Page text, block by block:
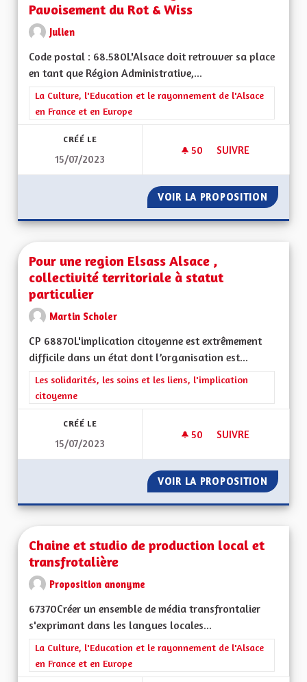
Pavoisement du Rot & Wiss
Julien
Code postal : 68.580L'Alsace doit retrouver sa place
en tant que Région Administrative,...
Filtrer les résultats de la catégorie : La Culture, l'Education et
La Culture, l'Education et le rayonnement de l'Alsace
en France et en Europe
CRÉÉ LE
15/07/2023
50 50 ABONNÉS
SUIVRE
VOIR LA PROPOSITION
Pour une region Elsass Alsace ,
collectivité territoriale à statut
particulier
Martin Scholer
CP 68870L'implication citoyenne est extrêmement
difficile dans un état dont l’organisation est...
Filtrer les résultats de la catégorie : Les solidarités, les soins
Les solidarités, les soins et les liens, l'implication
citoyenne
CRÉÉ LE
15/07/2023
50 50 ABONNÉS
SUIVRE
VOIR LA PROPOSITION POUR
Chaine et studio de production local et
transfrotalière
Proposition anonyme
67370Créer un ensemble de média transfrontalier
s'exprimant dans les langues locales...
Filtrer les résultats de la catégorie : La Culture, l'Education et
La Culture, l'Education et le rayonnement de l'Alsace
en France et en Europe